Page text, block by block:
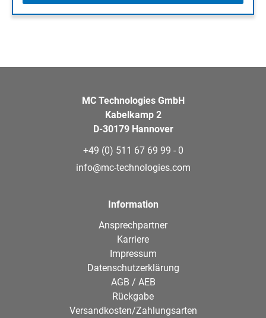
MC Technologies GmbH
Kabelkamp 2
D-30179 Hannover
+49 (0) 511 67 69 99 - 0
info@mc-technologies.com
Information
Ansprechpartner
Karriere
Impressum
Datenschutzerklärung
AGB / AEB
Rückgabe
Versandkosten/Zahlungsarten